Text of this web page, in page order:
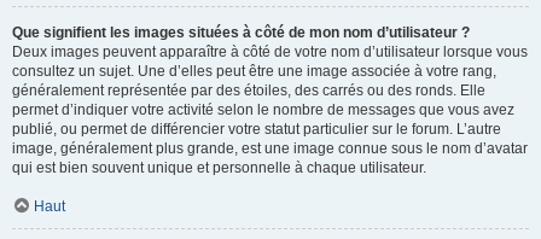
Que signifient les images situées à côté de mon nom d’utilisateur ?
Deux images peuvent apparaître à côté de votre nom d’utilisateur lorsque vous
consultez un sujet. Une d’elles peut être une image associée à votre rang,
généralement représentée par des étoiles, des carrés ou des ronds. Elle
permet d’indiquer votre activité selon le nombre de messages que vous avez
publié, ou permet de différencier votre statut particulier sur le forum. L’autre
image, généralement plus grande, est une image connue sous le nom d’avatar
qui est bien souvent unique et personnelle à chaque utilisateur.
Haut